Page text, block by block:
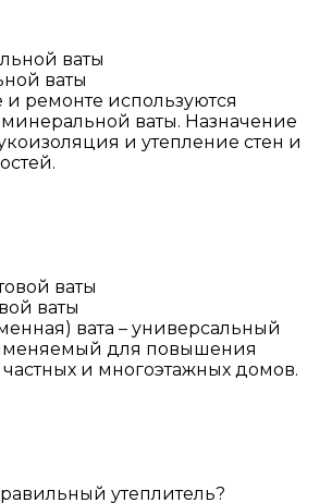
ваты
и ремонте используются
ваты. Назначение
и утепление стен и
ваты
вата – универсальный
для повышения
и многоэтажных домов.